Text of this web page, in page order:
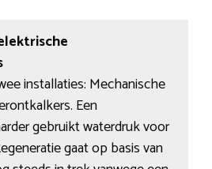
installaties: Mechanische
Een
gebruikt waterdruk voor
gaat op basis van